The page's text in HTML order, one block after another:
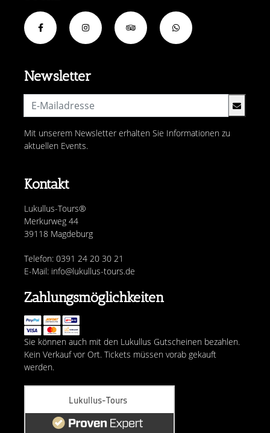
Kontakt
Lukullus-Tours®
Merkurweg 44
39118 Magdeburg
Telefon: 0391 24 20 30 21
E-Mail: info@lukullus-tours.de
Newsletter
Mit unserem Newsletter erhalten Sie Informationen zu
aktuellen Events.
Zahlungsmöglichkeiten
Sie können auch mit den Lukullus Gutscheinen bezahlen.
Kein Verkauf vor Ort. Tickets müssen vorab gekauft
werden.